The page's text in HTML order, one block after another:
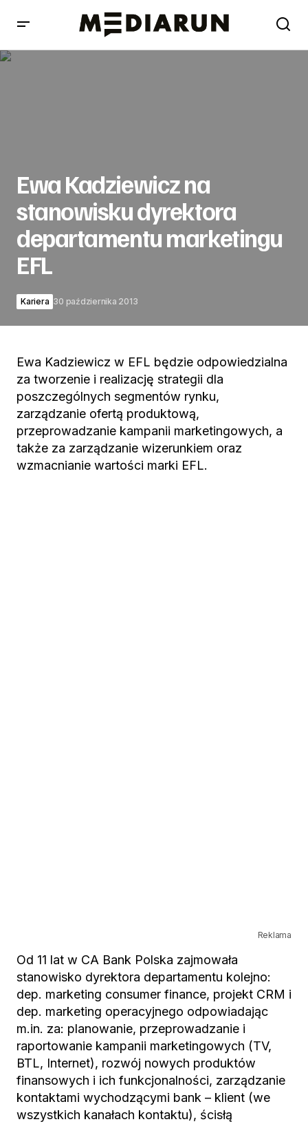
Ewa Kadziewicz na
stanowisku dyrektora
departamentu marketingu
EFL
Kariera 30 października 2013
Ewa Kadziewicz w EFL będzie odpowiedzialna
za tworzenie i realizację strategii dla
poszczególnych segmentów rynku,
zarządzanie ofertą produktową,
przeprowadzanie kampanii marketingowych, a
także za zarządzanie wizerunkiem oraz
wzmacnianie wartości marki EFL.
Reklama
Od 11 lat w CA Bank Polska zajmowała
stanowisko dyrektora departamentu kolejno:
dep. marketing consumer finance, projekt CRM i
dep. marketing operacyjnego odpowiadając
m.in. za: planowanie, przeprowadzanie i
raportowanie kampanii marketingowych (TV,
BTL, Internet), rozwój nowych produktów
finansowych i ich funkcjonalności, zarządzanie
kontaktami wychodzącymi bank – klient (we
wszystkich kanałach kontaktu), ścisłą